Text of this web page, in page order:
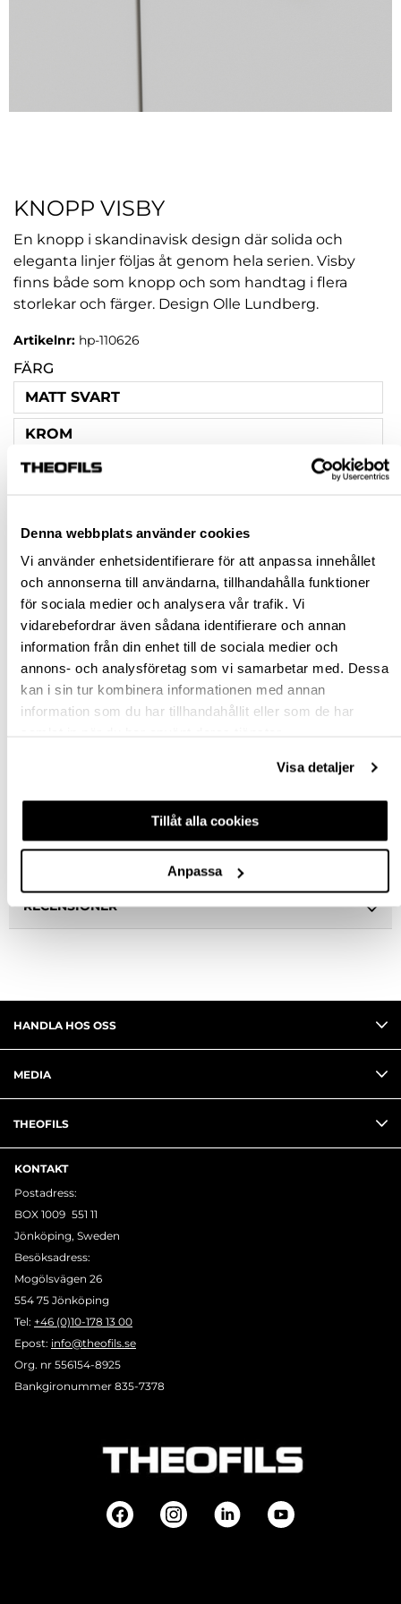
Denna webbplats använder cookies
Vi använder enhetsidentifierare för att anpassa innehållet
och annonserna till användarna, tillhandahålla funktioner
för sociala medier och analysera vår trafik. Vi
vidarebefordrar även sådana identifierare och annan
information från din enhet till de sociala medier och
annons- och analysföretag som vi samarbetar med. Dessa
kan i sin tur kombinera informationen med annan
information som du har tillhandahållit eller som de har
Visa detaljer
Tillåt alla cookies
Anpassa
KNOPP VISBY
En knopp i skandinavisk design där solida och
eleganta linjer följas åt genom hela serien. Visby
finns både som knopp och som handtag i flera
storlekar och färger. Design Olle Lundberg.
Artikelnr: hp-110626
FÄRG
MATT SVART
KROM
RF-LOOK
Rensa val
st
VÄLJ VARIANT
Snabba leveranser
RECENSIONER
HANDLA HOS OSS
MEDIA
THEOFILS
KONTAKT
Postadress:
BOX 1009 551 11
Jönköping, Sweden
Besöksadress:
Mogölsvägen 26
554 75 Jönköping
Tel: +46 (0)10-178 13 00
Epost: info@theofils.se
Org. nr 556154-8925
Bankgironummer 835-7378